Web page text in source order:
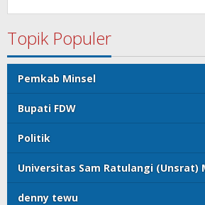
Topik Populer
Pemkab Minsel
Bupati FDW
Politik
Universitas Sam Ratulangi (Unsrat)
denny tewu